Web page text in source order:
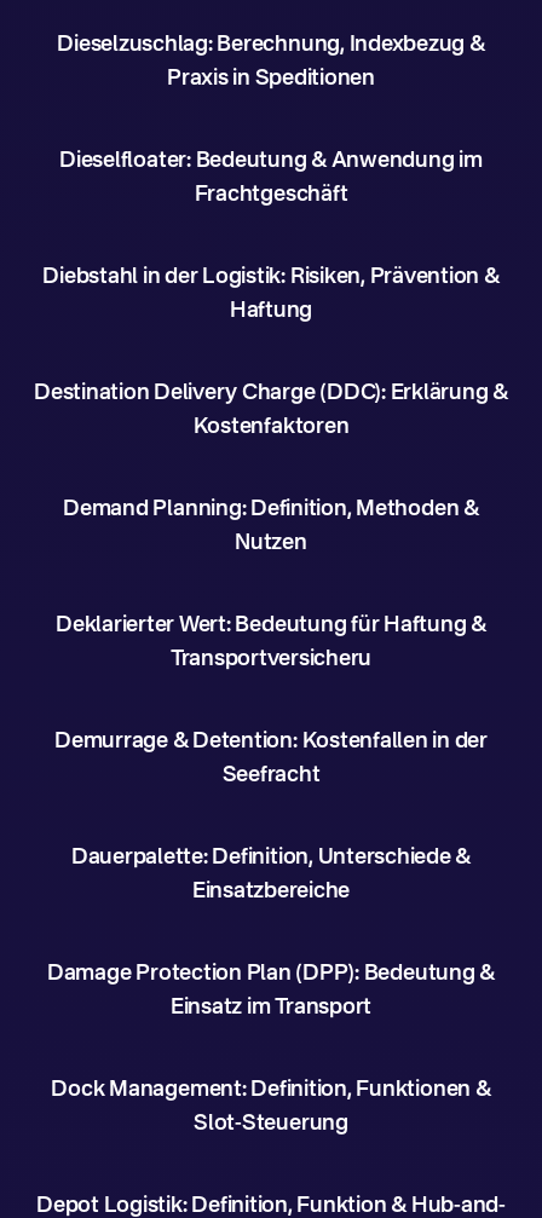
Dieselzuschlag: Berechnung, Indexbezug &
Praxis in Speditionen
Dieselfloater: Bedeutung & Anwendung im
Frachtgeschäft
Diebstahl in der Logistik: Risiken, Prävention &
Haftung
Destination Delivery Charge (DDC): Erklärung &
Kostenfaktoren
Demand Planning: Definition, Methoden &
Nutzen
Deklarierter Wert: Bedeutung für Haftung &
Transportversicheru
Demurrage & Detention: Kostenfallen in der
Seefracht
Dauerpalette: Definition, Unterschiede &
Einsatzbereiche
Damage Protection Plan (DPP): Bedeutung &
Einsatz im Transport
Dock Management: Definition, Funktionen &
Slot-Steuerung
Depot Logistik: Definition, Funktion & Hub-and-